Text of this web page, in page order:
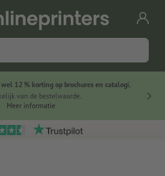
12 % korting op brochures en catalogi,
van de bestelwaarde.
Meer informatie